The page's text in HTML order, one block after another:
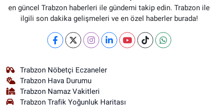
en güncel Trabzon haberleri ile gündemi takip edin. Trabzon ile
ilgili son dakika gelişmeleri ve en özel haberler burada!
Trabzon Nöbetçi Eczaneler
Trabzon Hava Durumu
Trabzon Namaz Vakitleri
Trabzon Trafik Yoğunluk Haritası